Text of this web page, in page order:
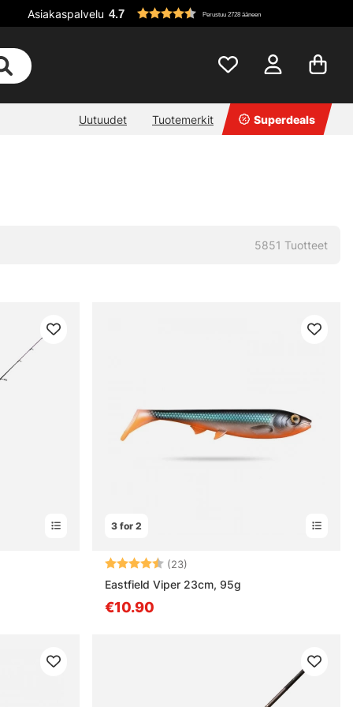
Asiakaspalvelu 4.7 Perustuu 2728 ääneen
Uutuudet Tuotemerkit Superdeals
5851 Tuotteet
3 for 2
Arvio: (23)
Eastfield Viper 23cm, 95g
€10.90